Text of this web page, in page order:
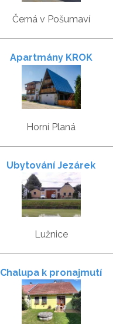
Černá v Pošumaví
Apartmány KROK
Horní Planá
Ubytování Jezárek
Lužnice
Chalupa k pronajmutí